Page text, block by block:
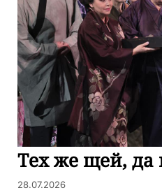
Тех же щей,
28.07.2026